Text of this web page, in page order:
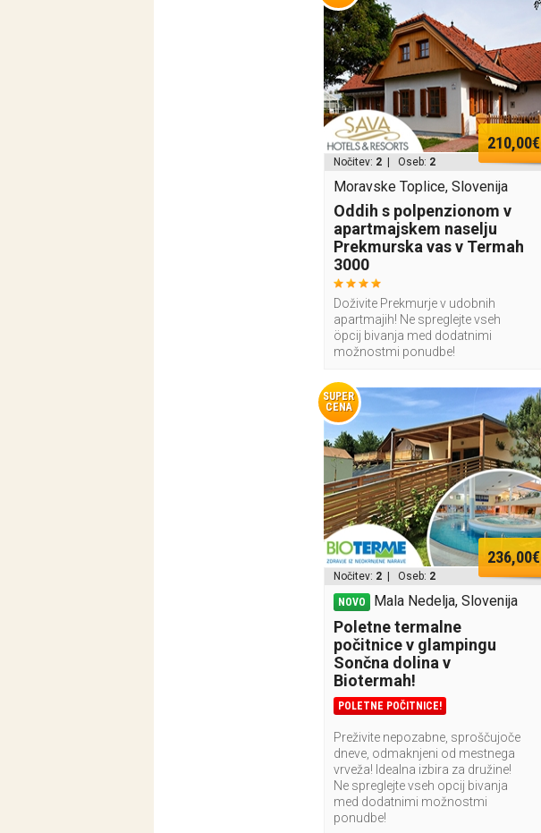
210,00€
Nočitev: 2 | Oseb: 2
Moravske Toplice, Slovenija
Oddih s polpenzionom v
apartmajskem naselju
Prekmurska vas v Termah
3000
Doživite Prekmurje v udobnih
apartmajih! Ne spreglejte vseh
öpcij bivanja med dodatnimi
možnostmi ponudbe!
SUPER
CENA
236,00€
Nočitev: 2 | Oseb: 2
NOVO Mala Nedelja, Slovenija
Poletne termalne
počitnice v glampingu
Sončna dolina v
Biotermah!
POLETNE POČITNICE!
Preživite nepozabne, sproščujoče
dneve, odmaknjeni od mestnega
vrveža! Idealna izbira za družine!
Ne spreglejte vseh opcij bivanja
med dodatnimi možnostmi
ponudbe!